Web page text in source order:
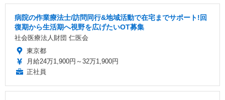
病院の作業療法士/訪問同行&地域活動で在宅までサポート!回
復期から生活期へ視野を広げたいOT募集
社会医療法人財団 仁医会
東京都
月給24万1,900円～32万1,900円
正社員